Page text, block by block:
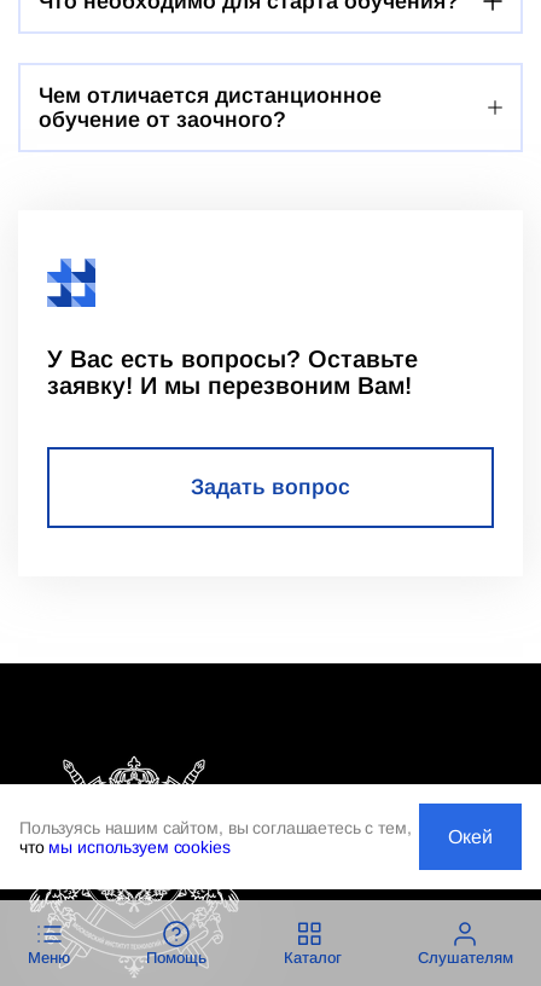
Чем отличается дистанционное
обучение от заочного?
У Вас есть вопросы? Оставьте
заявку! И мы перезвоним Вам!
Задать вопрос
Меню Помощь Каталог Слушателям
Пользуясь нашим сайтом, вы соглашаетесь с тем,
что мы используем cookies Окей